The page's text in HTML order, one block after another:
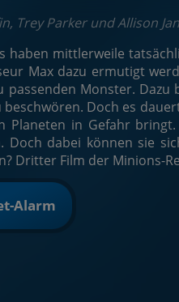
Trey Parker und Allison
haben mittlerweile
Max dazu ermutigt
passenden Monster.
beschwören. Doch es
Planeten in Gefahr
Doch dabei können sie
Dritter Film der Minions-
Alarm